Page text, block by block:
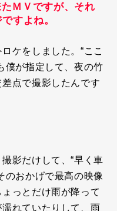
ＭＶですが、それ
すよね。
ケをしました。“ここ
僕が指定して、夜の竹
点で撮影したんです
影だけして、“早く車
のおかげで最高の映像
っとだけ雨が降って
れていたりして、雨